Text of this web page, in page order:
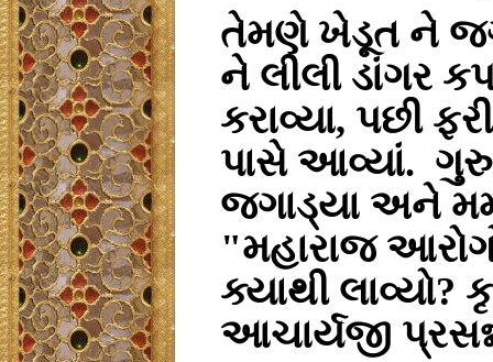
તેમણે ખેડૂત ને
ને લીલી ડાંગર
કરાવ્યા, પછી
પાસે આવ્યાં.
જગાડ્યા અને
"મહારાજ
ક્યાથી લાવ્યો?
આચાર્યજી